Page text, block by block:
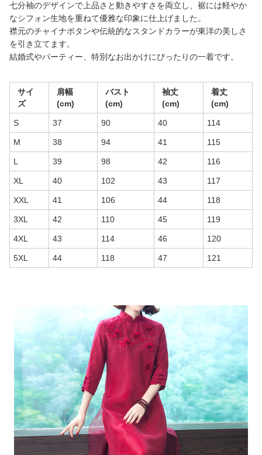
七分袖のデザインで上品さと動きやすさを両立し、裾には軽やか
なシフォン生地を重ねて優雅な印象に仕上げました。
襟元のチャイナボタンや伝統的なスタンドカラーが東洋の美しさ
を引き立てます。
結婚式やパーティー、特別なお出かけにぴったりの一着です。
サイ
ズ
肩幅
(cm)
バスト
(cm)
袖丈
(cm)
着丈
(cm)
S 37 90 40 114
M 38 94 41 115
L 39 98 42 116
XL 40 102 43 117
XXL 41 106 44 118
3XL 42 110 45 119
4XL 43 114 46 120
5XL 44 118 47 121